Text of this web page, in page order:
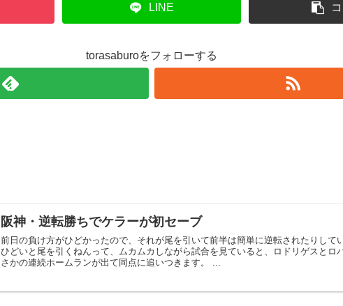
LINE
torasaburoをフォローする
阪神・逆転勝ちでケラーが初セーブ
前日の負け方がひどかったので、それが尾を引いて前半は簡単に逆転されたりして
ひどいと尾を引くねんって、ムカムカしながら試合を見ていると、ロドリゲスとロ
さかの連続ホームランが出て同点に追いつきます。 ...